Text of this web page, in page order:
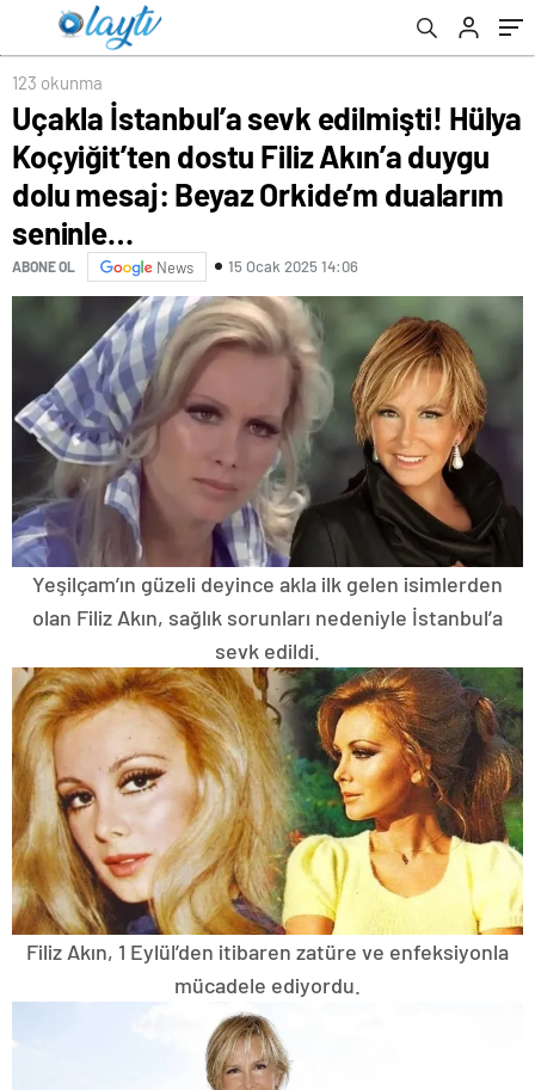
mesaj: Beyaz Orkide’m dualarım seninle…
123 okunma
Uçakla İstanbul’a sevk edilmişti! Hülya
Koçyiğit’ten dostu Filiz Akın’a duygu
dolu mesaj: Beyaz Orkide’m dualarım
seninle…
ABONE OL News 15 Ocak 2025 14:06
Yeşilçam’ın güzeli deyince akla ilk gelen isimlerden
olan Filiz Akın, sağlık sorunları nedeniyle İstanbul’a
sevk edildi.
Filiz Akın, 1 Eylül’den itibaren zatüre ve enfeksiyonla
mücadele ediyordu.